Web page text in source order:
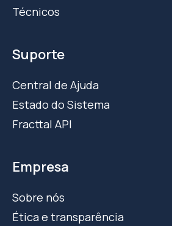
Técnicos
Suporte
Central de Ajuda
Estado do Sistema
Fracttal API
Empresa
Sobre nós
Ética e transparência